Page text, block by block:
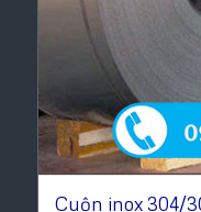
Cuộn inox 304/